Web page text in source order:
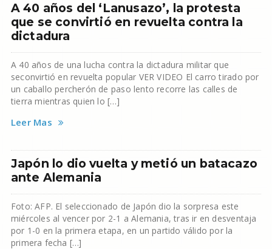
A 40 años del ‘Lanusazo’, la protesta
que se convirtió en revuelta contra la
dictadura
A 40 años de una lucha contra la dictadura militar que
seconvirtió en revuelta popular VER VIDEO El carro tirado por
un caballo percherón de paso lento recorre las calles de
tierra mientras quien lo […]
Leer Mas
Japón lo dio vuelta y metió un batacazo
ante Alemania
Foto: AFP. El seleccionado de Japón dio la sorpresa este
miércoles al vencer por 2-1 a Alemania, tras ir en desventaja
por 1-0 en la primera etapa, en un partido válido por la
primera fecha […]